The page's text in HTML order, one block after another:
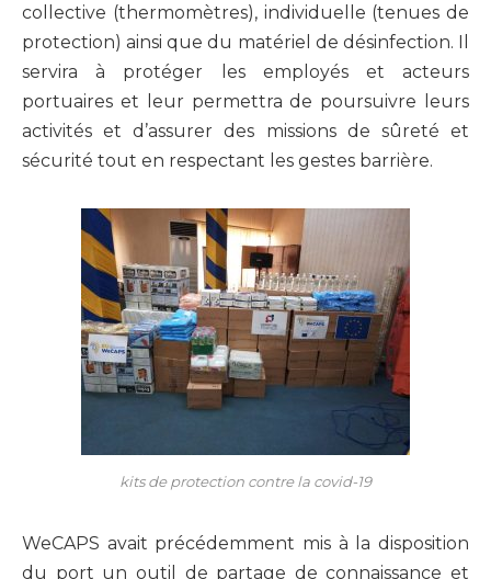
collective (thermomètres), individuelle (tenues de
protection) ainsi que du matériel de désinfection. Il
servira à protéger les employés et acteurs
portuaires et leur permettra de poursuivre leurs
activités et d’assurer des missions de sûreté et
sécurité tout en respectant les gestes barrière.
kits de protection contre la covid-19
WeCAPS avait précédemment mis à la disposition
du port un outil de partage de connaissance et